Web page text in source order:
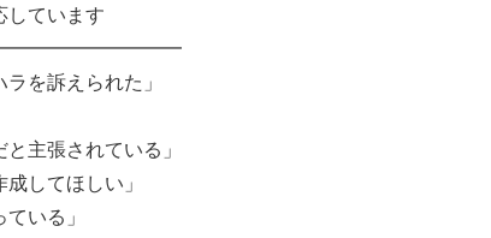
ています
を訴えられた」
主張されている」
してほしい」
いる」